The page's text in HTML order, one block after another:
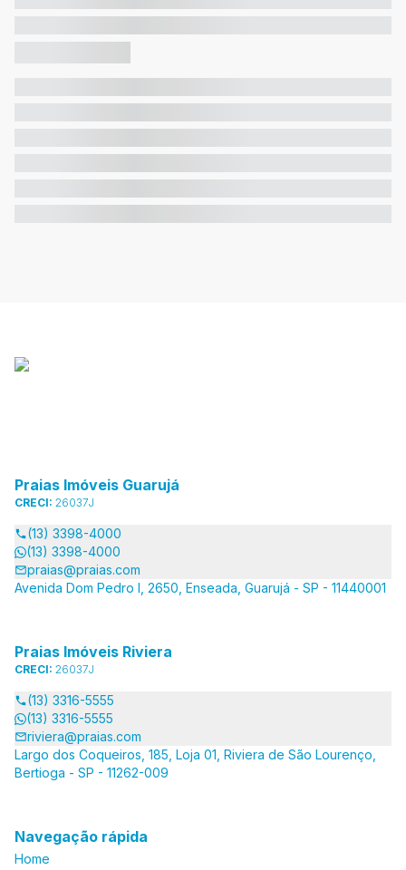
Praias Imóveis Guarujá
CRECI: 26037J
(13) 3398-4000
(13) 3398-4000
praias@praias.com
Avenida Dom Pedro I, 2650, Enseada, Guarujá - SP - 11440001
Praias Imóveis Riviera
CRECI: 26037J
(13) 3316-5555
(13) 3316-5555
riviera@praias.com
Largo dos Coqueiros, 185, Loja 01, Riviera de São Lourenço,
Bertioga - SP - 11262-009
Navegação rápida
Home